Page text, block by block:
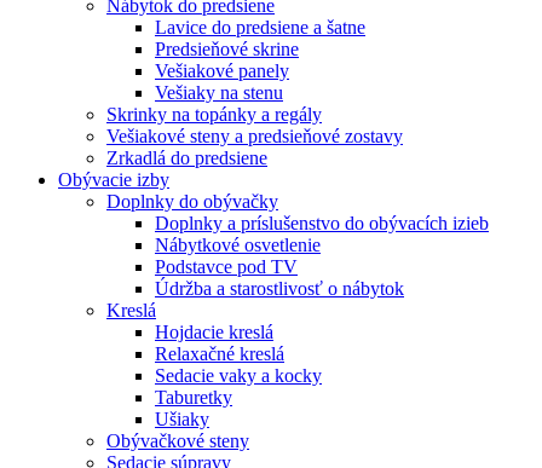
Nábytok do predsiene
Lavice do predsiene a šatne
Predsieňové skrine
Vešiakové panely
Vešiaky na stenu
Skrinky na topánky a regály
Vešiakové steny a predsieňové zostavy
Zrkadlá do predsiene
Obývacie izby
Doplnky do obývačky
Doplnky a príslušenstvo do obývacích izieb
Nábytkové osvetlenie
Podstavce pod TV
Údržba a starostlivosť o nábytok
Kreslá
Hojdacie kreslá
Relaxačné kreslá
Sedacie vaky a kocky
Taburetky
Ušiaky
Obývačkové steny
Sedacie súpravy